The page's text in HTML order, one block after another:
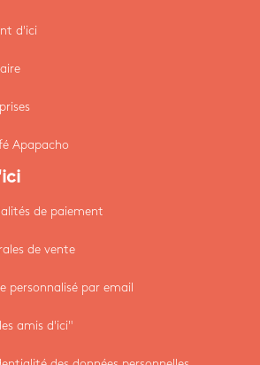
d'ici
Apapacho
de paiement
de vente
personnalisé par email
amis d'ici"